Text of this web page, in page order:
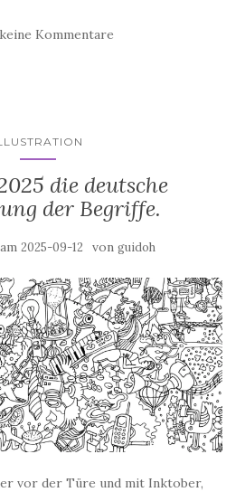
Kommentare
die deutsche
der Begriffe.
2025-09-12 von guidoh
vor der Türe und mit Inktober,